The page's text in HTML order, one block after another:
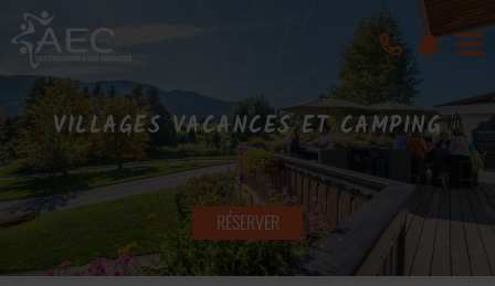
VILLAGES VACANCES ET CAMPING
RÉSERVER